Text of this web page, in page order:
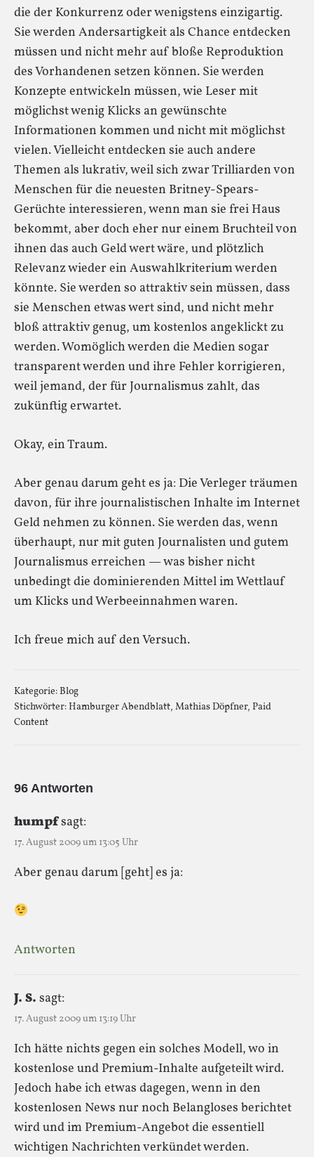
die der Konkurrenz oder wenigstens einzigartig.
Sie werden Andersartigkeit als Chance entdecken
müssen und nicht mehr auf bloße Reproduktion
des Vorhandenen setzen können. Sie werden
Konzepte entwickeln müssen, wie Leser mit
möglichst wenig Klicks an gewünschte
Informationen kommen und nicht mit möglichst
vielen. Vielleicht entdecken sie auch andere
Themen als lukrativ, weil sich zwar Trilliarden von
Menschen für die neuesten Britney-Spears-
Gerüchte interessieren, wenn man sie frei Haus
bekommt, aber doch eher nur einem Bruchteil von
ihnen das auch Geld wert wäre, und plötzlich
Relevanz wieder ein Auswahlkriterium werden
könnte. Sie werden so attraktiv sein müssen, dass
sie Menschen etwas wert sind, und nicht mehr
bloß attraktiv genug, um kostenlos angeklickt zu
werden. Womöglich werden die Medien sogar
transparent werden und ihre Fehler korrigieren,
weil jemand, der für Journalismus zahlt, das
zukünftig erwartet.
Okay, ein Traum.
Aber genau darum geht es ja: Die Verleger träumen
davon, für ihre journalistischen Inhalte im Internet
Geld nehmen zu können. Sie werden das, wenn
überhaupt, nur mit guten Journalisten und gutem
Journalismus erreichen — was bisher nicht
unbedingt die dominierenden Mittel im Wettlauf
um Klicks und Werbeeinnahmen waren.
Ich freue mich auf den Versuch.
Kategorie:Blog
Stichwörter:Hamburger Abendblatt, Mathias Döpfner, Paid
Content
96 Antworten
humpfsagt:
17. August 2009 um 13:05 Uhr
Aber genau darum [geht] es ja:
Antworten
J. S. sagt:
17. August 2009 um 13:19 Uhr
Ich hätte nichts gegen ein solches Modell, wo in
kostenlose und Premium-Inhalte aufgeteilt wird.
Jedoch habe ich etwas dagegen, wenn in den
kostenlosen News nur noch Belangloses berichtet
wird und im Premium-Angebot die essentiell
wichtigen Nachrichten verkündet werden.